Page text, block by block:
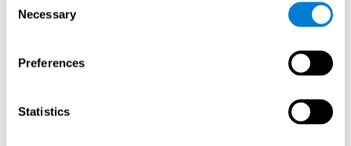
Selection
Necessary
Preferences
Statistics
yeni sinapslar oluşturmaya ve bilişsel işlevleri geliştirmeye
yardımcı olabilir.
geliştirmediğimde ne olur?
Beynimiz, sinir kaynaklarını düzenli olarak kullanmadığı işlevler
için saklama eğilimindedir. Bu nedenle, bir bilişsel beceri normal
olarak kullanılmazsa, beyin bu nöronal aktivasyon modeli için